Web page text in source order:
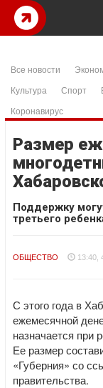
Все новости
Культура
Спорт
Коронавирус
Размер
Поддержку
третьего
ОБЩЕСТВО 13:40,
С этого года в
ежемесячной
назначается при
Ее размер
«Губерния» со
правительства.